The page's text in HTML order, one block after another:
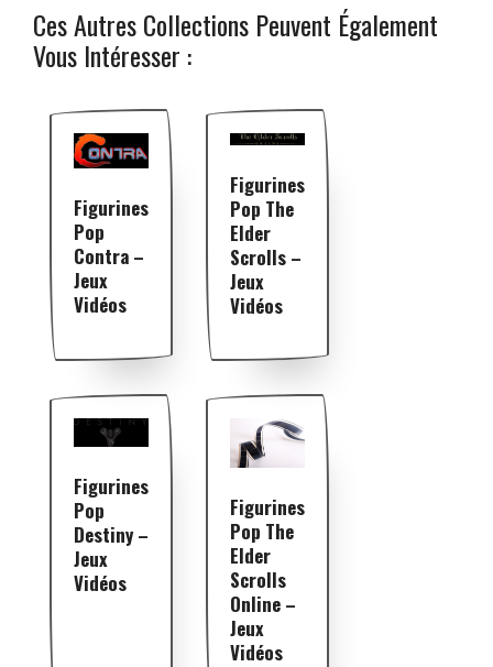
Ces Autres Collections Peuvent Également
Vous Intéresser :
Figurines
Pop
Contra –
Jeux
Vidéos
Figurines
Pop The
Elder
Scrolls –
Jeux
Vidéos
Figurines
Pop
Destiny –
Jeux
Vidéos
Figurines
Pop The
Elder
Scrolls
Online –
Jeux
Vidéos